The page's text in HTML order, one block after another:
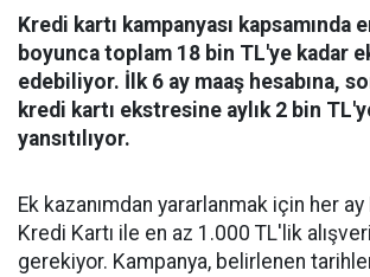
Kredi kartı kampanyası kapsamında
boyunca toplam 18 bin TL'ye kadar
edebiliyor. İlk 6 ay maaş hesabına,
kredi kartı ekstresine aylık 2 bin
yansıtılıyor.
Ek kazanımdan yararlanmak için her
Kredi Kartı ile en az 1.000 TL'lik
gerekiyor. Kampanya, belirlenen